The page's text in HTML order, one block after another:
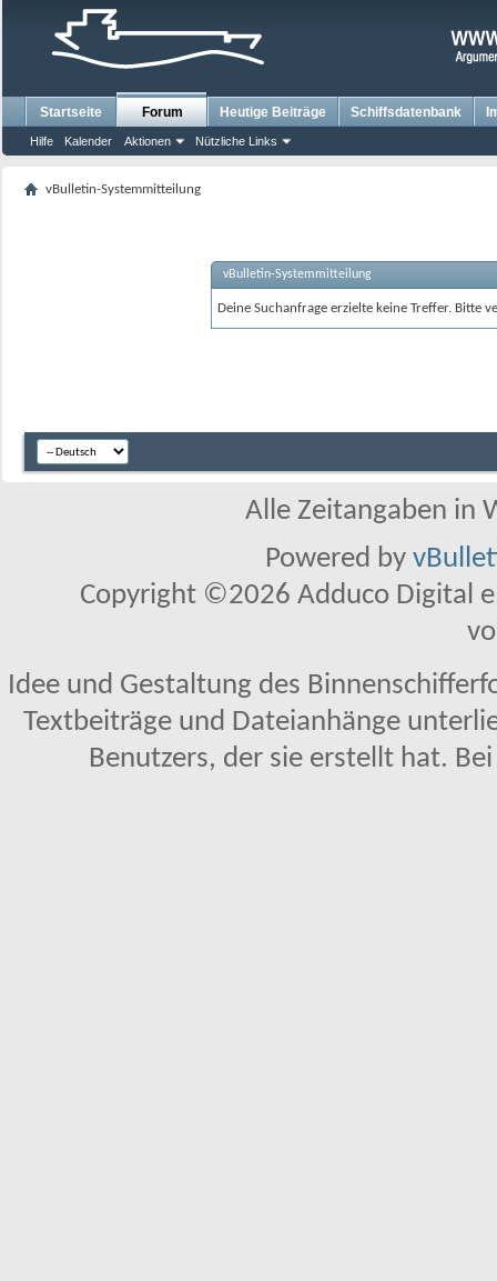
Startseite Forum
Hilfe Kalender Aktionen Nützliche Links
Heutige Beiträge Schiffsdatenbank
vBulletin-Systemmitteilung
vBulletin-Systemmitteilung
Deine Suchanfrage erzielte keine Treffer. Bitte
Alle Zeitangaben in
Powered by
Copyright ©2026 Adduco Digital
Idee und Gestaltung des
Textbeiträge und Dateianhänge
Benutzers, der sie erstellt hat.